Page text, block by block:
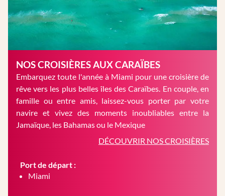
NOS CROISIÈRES AUX CARAÏBES
Embarquez toute l'année à Miami pour une croisière de
rêve vers les plus belles îles des Caraïbes. En couple, en
famille ou entre amis, laissez-vous porter par votre
navire et vivez des moments inoubliables entre la
Jamaïque, les Bahamas ou le Mexique
DÉCOUVRIR NOS CROISIÈRES
Port de départ :
Miami